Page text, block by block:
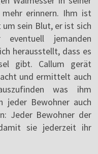
erinnern. Ihm ist
sein Blut, er ist sich
jemanden
herausstellt, dass es
gibt. Callum gerät
und ermittelt auch
was ihm
jeder Bewohner auch
Jeder Bewohner der
sie jederzeit ihr